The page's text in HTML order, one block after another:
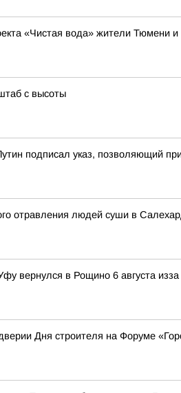
«Чистая вода» жители Тюмени
с высоты
подписал указ, позволяющий
отравления людей суши в
вернулся в Рощино 6 августа
Дня строителя на Форуме